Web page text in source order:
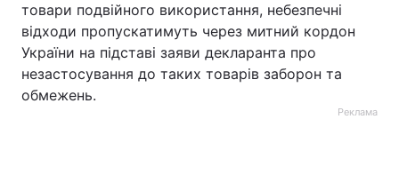
товари подвійного використання, небезпечні
відходи пропускатимуть через митний кордон
України на підставі заяви декларанта про
незастосування до таких товарів заборон та
обмежень.
Реклама